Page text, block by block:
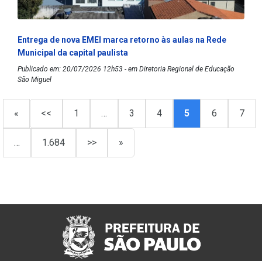
Entrega de nova EMEI marca retorno às aulas na Rede
Municipal da capital paulista
Publicado em: 20/07/2026 12h53 - em Diretoria Regional de Educação
São Miguel
« << 1 … 3 4 5 6 7
… 1.684 >> »